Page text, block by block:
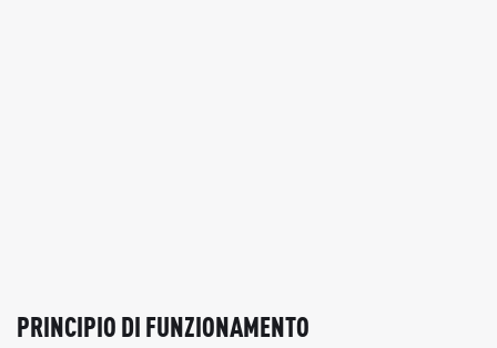
PRINCIPIO DI FUNZIONAMENTO